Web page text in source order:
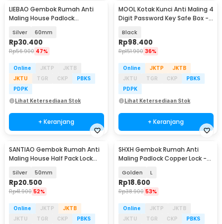
LIEBAO Gembok Rumah Anti
Maling House Padlock
Silver 60mm
Rp30.400
Rp56.900 47%
Online JKTP
JKTB
JKTU
TGR CKP
PBKS
PDPK
Lihat Ketersediaan Stok
+ Keranjang
MOOL Kotak Kunci Anti Maling 4
Digit Password Key Safe Box -
Black
Rp98.400
Rp151.900 36%
Online JKTP
JKTB
JKTU
TGR CKP
PBKS
PDPK
Lihat Ketersediaan Stok
+ Keranjang
Baru
SANTIAO Gembok Rumah Anti
Maling House Half Pack Lock
Silver 50mm
Rp20.500
Rp41.900 52%
Online JKTP
JKTB
JKTU
TGR CKP
PBKS
SHXH Gembok Rumah Anti
Maling Padlock Copper Lock -
Golden L
Rp18.600
Rp38.900 53%
Online JKTP
JKTB
JKTU
TGR CKP
PBKS